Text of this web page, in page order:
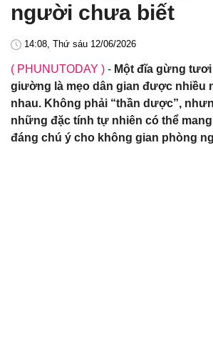
người chưa biết
14:08, Thứ sáu 12/06/2026
( PHUNUTODAY ) - Một đĩa gừng
giường là mẹo dân gian được nhiều
nhau. Không phải “thần dược”,
những đặc tính tự nhiên có thể
đáng chú ý cho không gian phòng